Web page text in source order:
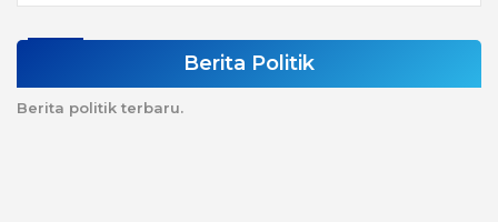
Berita Politik
Berita politik terbaru.